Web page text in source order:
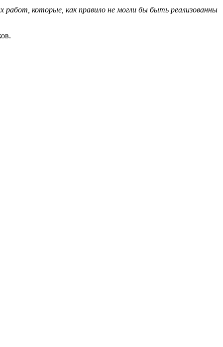
работ, которые, как правило не могли бы быть реализованны